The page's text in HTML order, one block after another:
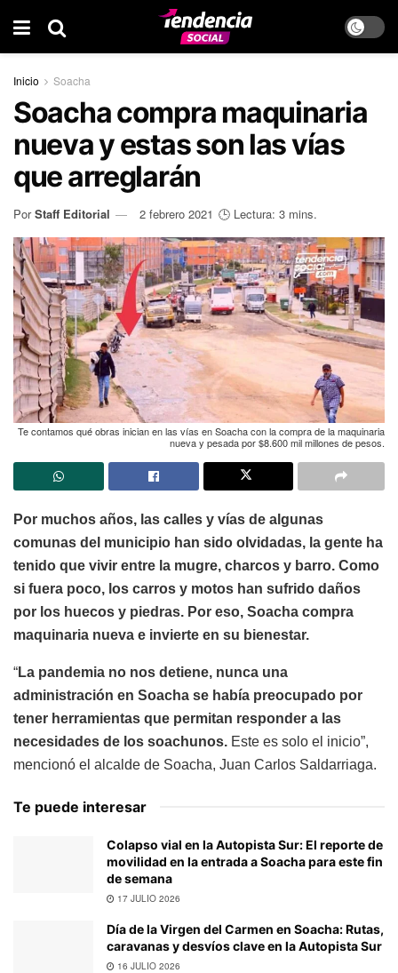
Inicio Soacha
Soacha compra maquinaria
nueva y estas son las vías
que arreglarán
Por Staff Editorial 2 febrero 2021 🕒 Lectura: 3 mins.
Te contamos qué obras inician en las vías en Soacha con la compra de la maquinaria
nueva y pesada por $8.600 mil millones de pesos.
Por muchos años, las calles y vías de algunas
comunas del municipio han sido olvidadas, la gente ha
tenido que vivir entre la mugre, charcos y barro. Como
si fuera poco, los carros y motos han sufrido daños
por los huecos y piedras. Por eso, Soacha compra
maquinaria nueva e invierte en su bienestar.
“La pandemia no nos detiene, nunca una
administración en Soacha se había preocupado por
tener herramientas que permitan responder a las
necesidades de los soachunos. Este es solo el inicio”,
mencionó el alcalde de Soacha, Juan Carlos Saldarriaga.
Te puede interesar
Colapso vial en la Autopista Sur: El reporte de
movilidad en la entrada a Soacha para este fin
de semana
17 JULIO 2026
Día de la Virgen del Carmen en Soacha: Rutas,
caravanas y desvíos clave en la Autopista Sur
16 JULIO 2026